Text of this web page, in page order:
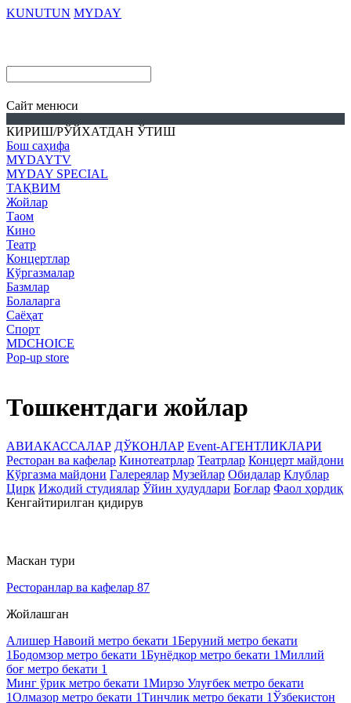
KUNUTUN MYDAY
Cайт менюси
КИРИШ/РЎЙХАТДАН ЎТИШ
Бош саҳифа
MYDAYTV
MYDAY SPECIAL
ТАҚВИМ
Жойлар
Таом
Кино
Театр
Концертлар
Кўргазмалар
Базмлар
Болаларга
Саёҳат
Спорт
MDCHOICE
Pop-up store
Тошкентдаги жойлар
АВИАКАССАЛАР ДЎКОНЛАР Event-АГЕНТЛИКЛАРИ
Ресторан ва кафелар Кинотеатрлар Театрлар Концерт майдони
Кўргазма майдони Галереялар Музейлар Обидалар Клублар
Цирк Ижодий студиялар Ўйин ҳудудлари Боғлар Фаол ҳордиқ
Кенгайтирилган қидирув
Маскан тури
Ресторанлар ва кафелар 87
Жойлашган
Алишер Навоий метро бекати 1Беруний метро бекати
1Бодомзор метро бекати 1Бунёдкор метро бекати 1Миллий
боғ метро бекати 1
Минг ўрик метро бекати 1Мирзо Улуғбек метро бекати
1Олмазор метро бекати 1Тинчлик метро бекати 1Ўзбекистон